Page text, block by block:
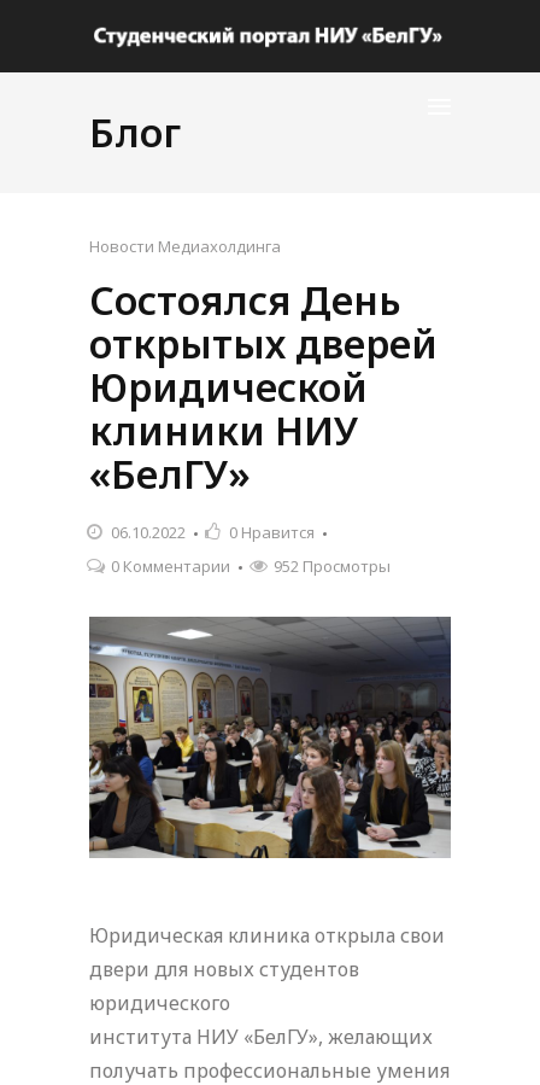
Блог
Новости Медиахолдинга
Состоялся День
открытых дверей
Юридической
клиники НИУ
«БелГУ»
06.10.2022 0 Нравится
0 Комментарии
952 Просмотры
Юридическая клиника открыла свои
двери для новых студентов
юридического
института НИУ «БелГУ», желающих
получать профессиональные умения